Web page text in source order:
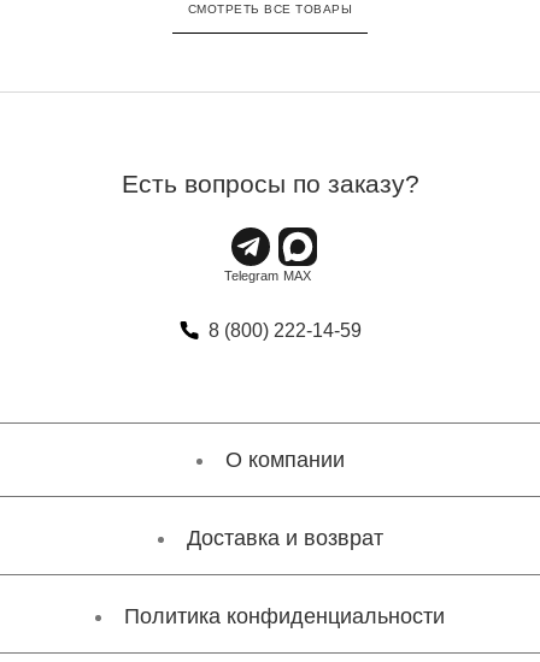
СМОТРЕТЬ ВСЕ ТОВАРЫ
Есть вопросы по заказу?
8 (800) 222-14-59
О компании
Доставка и возврат
Политика конфиденциальности